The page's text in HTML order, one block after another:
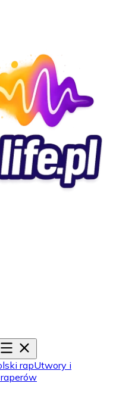
rapUtwory i